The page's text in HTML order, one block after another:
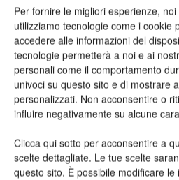
Per fornire le migliori esperienze,
utilizziamo tecnologie come i cookie
accedere alle informazioni del
tecnologie permetterà a noi e ai
personali come il comportamento
univoci su questo sito e di mostrare
personalizzati. Non acconsentire o
influire negativamente su alcune
Clicca qui sotto per acconsentire a
scelte dettagliate. Le tue scelte
questo sito. È possibile modificare
Assografici
due giornate
filiera grafica e
Heidelberg
digitale e nuove
la strategia